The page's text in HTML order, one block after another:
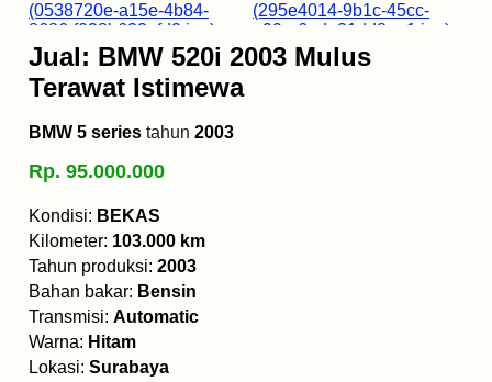
Jual: BMW 520i 2003 Mulus
Terawat Istimewa
BMW 5 series tahun 2003
Rp. 95.000.000
Kondisi: BEKAS
Kilometer: 103.000 km
Tahun produksi: 2003
Bahan bakar: Bensin
Transmisi: Automatic
Warna: Hitam
Lokasi: Surabaya